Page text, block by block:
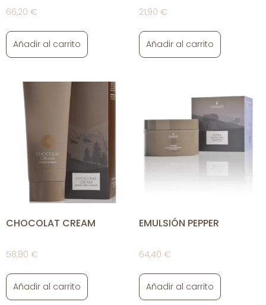
66,20 €
Añadir al carrito
21,90 €
Añadir al carrito
CHOCOLAT CREAM
58,80 €
Añadir al carrito
EMULSIÓN PEPPER
64,40 €
Añadir al carrito